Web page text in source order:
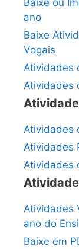
ano
Baixe
Vogais
Atividades
Atividades
Atividades
Atividades
Atividades
Atividades
ano do
Baixe em